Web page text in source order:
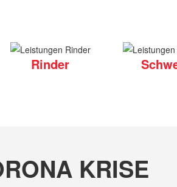
Rinder
KRISE